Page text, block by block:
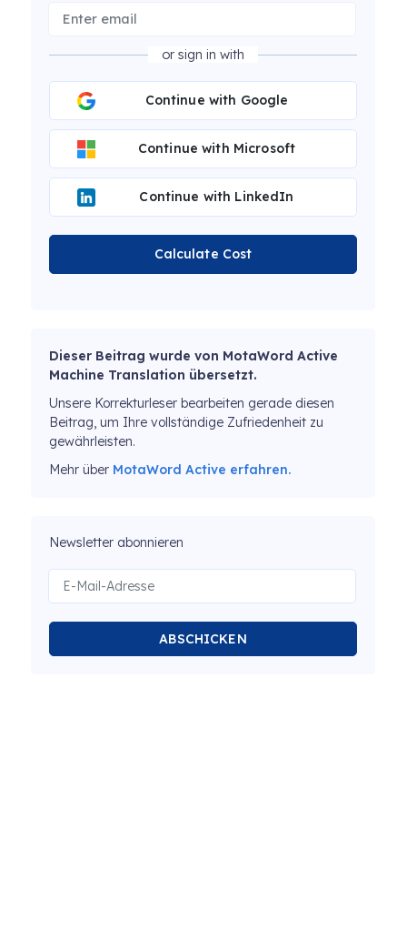
or sign in with
Continue with Google
Continue with Microsoft
Continue with LinkedIn
Calculate Cost
Dieser Beitrag wurde von MotaWord Active
Machine Translation übersetzt.
Unsere Korrekturleser bearbeiten gerade diesen
Beitrag, um Ihre vollständige Zufriedenheit zu
gewährleisten.
Mehr über MotaWord Active erfahren.
Newsletter abonnieren
ABSCHICKEN